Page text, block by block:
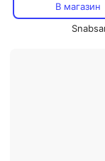
В магазин